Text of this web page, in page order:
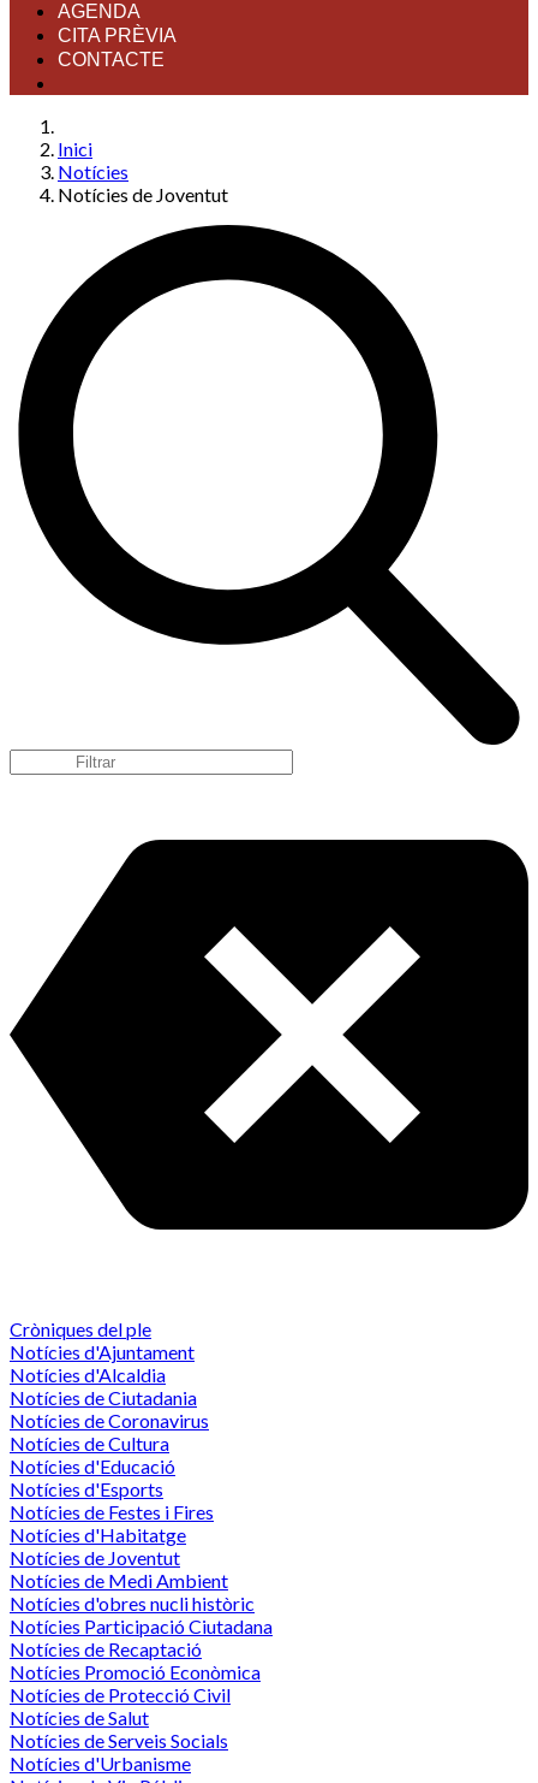
AGENDA
CITA PRÈVIA
CONTACTE
Inici
Notícies
Notícies de Joventut
Cròniques del ple
Notícies d'Ajuntament
Notícies d'Alcaldia
Notícies de Ciutadania
Notícies de Coronavirus
Notícies de Cultura
Notícies d'Educació
Notícies d'Esports
Notícies de Festes i Fires
Notícies d'Habitatge
Notícies de Joventut
Notícies de Medi Ambient
Notícies d'obres nucli històric
Notícies Participació Ciutadana
Notícies de Recaptació
Notícies Promoció Econòmica
Notícies de Protecció Civil
Notícies de Salut
Notícies de Serveis Socials
Notícies d'Urbanisme